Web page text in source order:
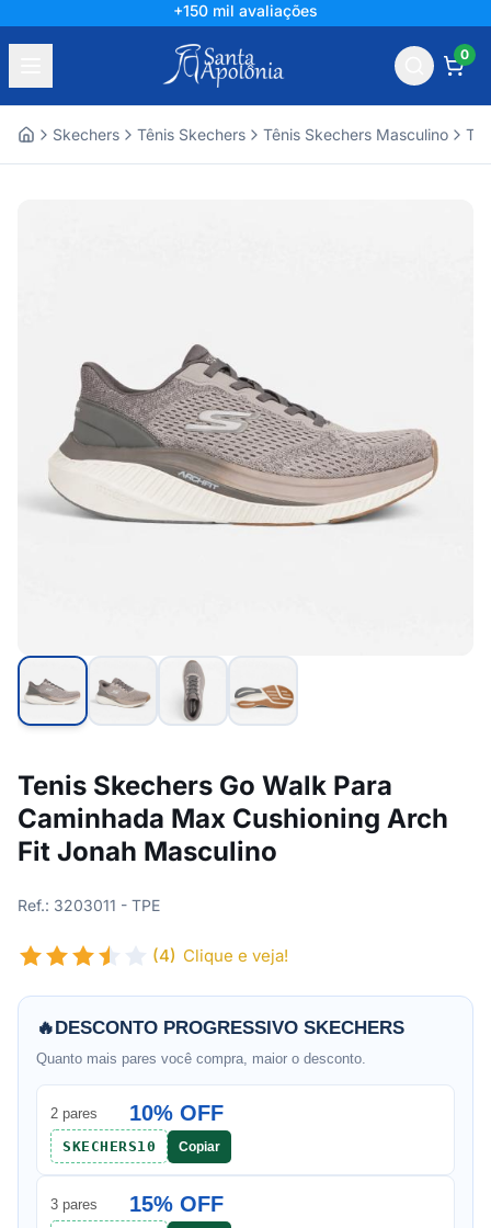
+150 mil avaliações
0
Skechers Tênis Skechers Tênis Skechers Masculino
Tenis Skechers Go Walk Para
Caminhada Max Cushioning Arch
Fit Jonah Masculino
Ref.: 3203011 - TPE
(4) Clique e veja!
🔥DESCONTO PROGRESSIVO SKECHERS
Quanto mais pares você compra, maior o desconto.
2 pares 10% OFF
SKECHERS10 Copiar
3 pares 15% OFF